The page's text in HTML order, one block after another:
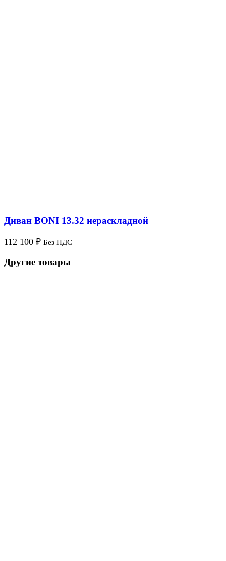
Диван BONI 13.32 нераскладной
112 100 ₽ Без НДС
Другие товары